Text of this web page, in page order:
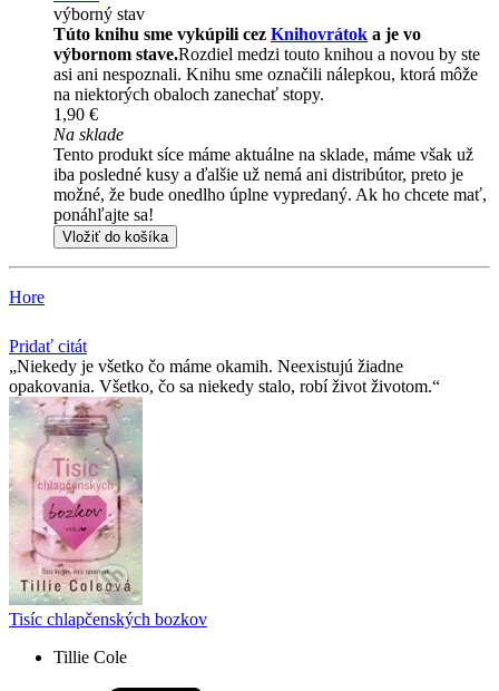
výborný stav
Túto knihu sme vykúpili cez Knihovrátok a je vo
výbornom stave.Rozdiel medzi touto knihou a novou by ste
asi ani nespoznali. Knihu sme označili nálepkou, ktorá môže
na niektorých obaloch zanechať stopy.
1,90 €
Na sklade
Tento produkt síce máme aktuálne na sklade, máme však už
iba posledné kusy a ďalšie už nemá ani distribútor, preto je
možné, že bude onedlho úplne vypredaný. Ak ho chcete mať,
ponáhľajte sa!
Vložiť do košíka
Hore
Pridať citát
Niekedy je všetko čo máme okamih. Neexistujú žiadne
opakovania. Všetko, čo sa niekedy stalo, robí život životom.
Tisíc chlapčenských bozkov
Tillie Cole